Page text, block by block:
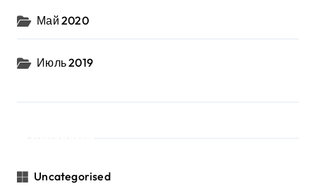
Май 2020
Июль 2019
Uncategorised